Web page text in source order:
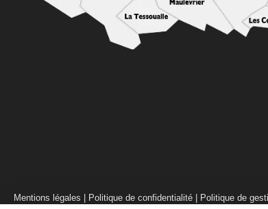
Mentions légales Politique de confidentialité Politique de